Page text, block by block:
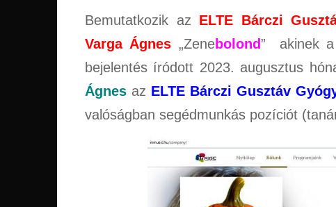
Bemutatkozik az ELTE Bárczi
Varga Ágnes „Zenebolond” akinek a
bejelentés íródott 2023. augusztus
Ágnes az ELTE Bárczi Gusztáv
valóságban segédmunkás pozíciót